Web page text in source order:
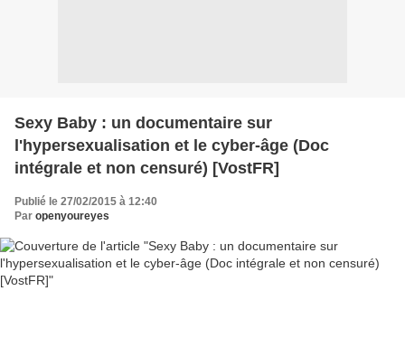
Sexy Baby : un documentaire sur
l'hypersexualisation et le cyber-âge (Doc
intégrale et non censuré) [VostFR]
Publié le 27/02/2015 à 12:40
Par openyoureyes